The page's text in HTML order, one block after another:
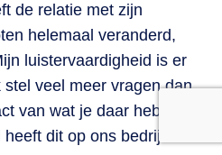
de relatie met zijn
helemaal veranderd,
luistervaardigheid is er
veel meer vragen dan
van wat je daar hebt
dit op ons bedrijf? En